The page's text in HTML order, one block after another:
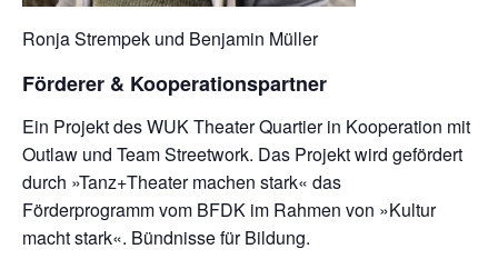
Ronja Strempek und Benjamin Müller
Förderer & Kooperationspartner
Ein Projekt des WUK Theater Quartier in Kooperation mit
Outlaw und Team Streetwork. Das Projekt wird gefördert
durch »Tanz+Theater machen stark« das
Förderprogramm vom BFDK im Rahmen von »Kultur
macht stark«. Bündnisse für Bildung.